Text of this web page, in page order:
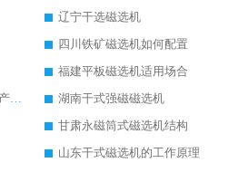
辽宁干选磁选机
四川铁矿磁选机如何配置
福建平板磁选机适用场合
江西平板全自动磁选机生产厂家
湖南干式强磁磁选机
甘肃永磁筒式磁选机结构
山东干式磁选机的工作原理